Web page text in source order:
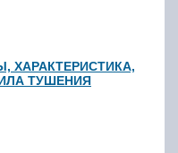
ХАРАКТЕРИСТИКА,
ТУШЕНИЯ